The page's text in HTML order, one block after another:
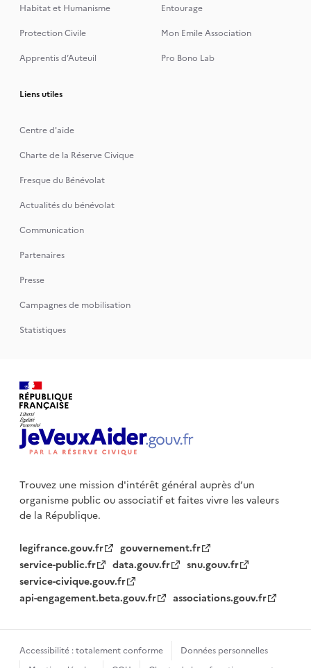
Habitat et Humanisme
Entourage
Protection Civile
Mon Emile Association
Apprentis d’Auteuil
Pro Bono Lab
Liens utiles
Centre d'aide
Charte de la Réserve Civique
Fresque du Bénévolat
Actualités du bénévolat
Communication
Partenaires
Presse
Campagnes de mobilisation
Statistiques
Trouvez une mission d'intérêt général auprès d’un
organisme publicou associatif et faites vivre les valeurs
de la République.
legifrance.gouv.fr
gouvernement.fr
service-public.fr
data.gouv.fr
snu.gouv.fr
service-civique.gouv.fr
api-engagement.beta.gouv.fr
associations.gouv.fr
Accessibilité : totalement conforme
Données personnelles